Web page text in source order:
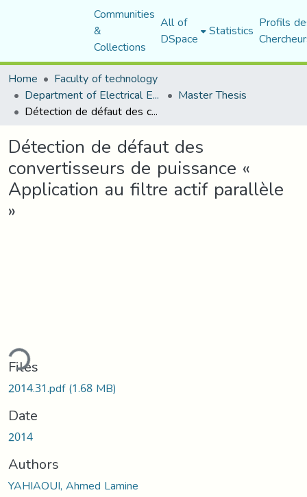
Communities
&
Collections
All of
DSpace Statistics Profils
Home
Faculty of technology
Department of Electrical Engineering Master Thesis
Détection de défaut des convertisseurs de puissance « Application au filtre actif parallèle »
Détection de défaut des
convertisseurs de puissance «
Application au filtre actif parallèle
»
Files
2014.31.pdf(1.68 MB)
Date
2014
Authors
YAHIAOUI, Ahmed Lamine